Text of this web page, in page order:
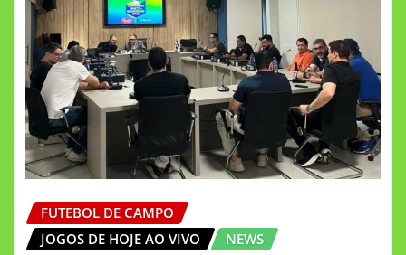
FUTEBOL DE CAMPO
JOGOS DE HOJE AO VIVO
NEWS